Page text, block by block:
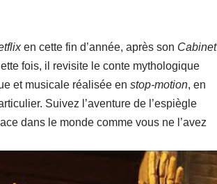
en cette fin d’année, après son Cabinet
fois, il revisite le conte mythologique
et musicale réalisée en stop-motion, en
Suivez l’aventure de l’espiègle
dans le monde comme vous ne l’avez